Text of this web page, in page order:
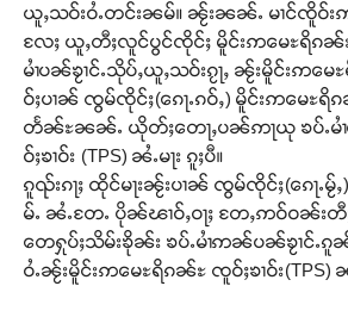
ယူႇသဝ်းဝႆႉတင်းၼမ်။ ၼႂ်းၼၼ်ႉ မၢင်ၸိူဝ်းဢ
လႄႈ ယူႇတီႈလူင်ပွင်ၸိုင်ႈ မိူင်းဢမေႊရိၵၼ်ႊ
မၢႆပၼ်ၶႂၢင်ႉသိုပ်ႇယူႇသဝ်းၵႂႃႇ ၼႂ်းမိူင်းဢမေ
ဝ်ႈပၢၼ် ၸွမ်ၸိုင်ႈ(ၵေႃႉၵဝ်ႇ) မိူင်းဢမေႊရိၵ
တႅၼ်ႊၼၼ်ႉ ယိုတ်ႈတေႃႇပၼ်ဢႃယု ၶပ်ႉမၢႆ
ဝ်ႈၶၢဝ်း (TPS) ၼႆႉမႃး ၵူႈပီ။
ၵူၺ်းၵႃႈ ထိုင်မႃးၼႂ်းပၢၼ် ၸွမ်ၸိုင်ႈ(ၵေႃႉ
မ်ႉ ၼႆႉတႄႉ ပိုၼ်ၽၢဝ်ႇဝႃႈ တႄႇဢဝ်ဝၼ်းတီႈ
တေႁုပ်ႈသိမ်းၶိုၼ်း ၶပ်ႉမၢႆဢၼ်ပၼ်ၶႂၢင်ႉၵူၼ်
ဝႆႉၼႂ်းမိူင်းဢမေႊရိၵၼ်ႊ ၸူဝ်ႈၶၢဝ်း(TPS)